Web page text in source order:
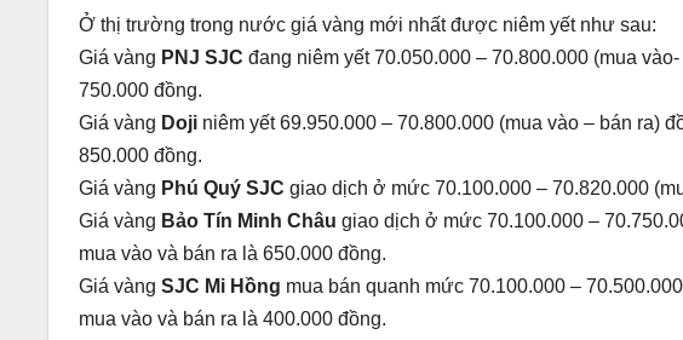
Ở thị trường trong nước giá vàng mới nhất được niêm yết như sau:
Giá vàng PNJ SJC đang niêm yết 70.050.000 – 70.800.000 (mua
750.000 đồng.
Giá vàng Doji niêm yết 69.950.000 – 70.800.000 (mua vào – bán ra)
850.000 đồng.
Giá vàng Phú Quý SJC giao dịch ở mức 70.100.000 – 70.820.000
Giá vàng Bảo Tín Minh Châu giao dịch ở mức 70.100.000 –
mua vào và bán ra là 650.000 đồng.
Giá vàng SJC Mi Hồng mua bán quanh mức 70.100.000 –
mua vào và bán ra là 400.000 đồng.